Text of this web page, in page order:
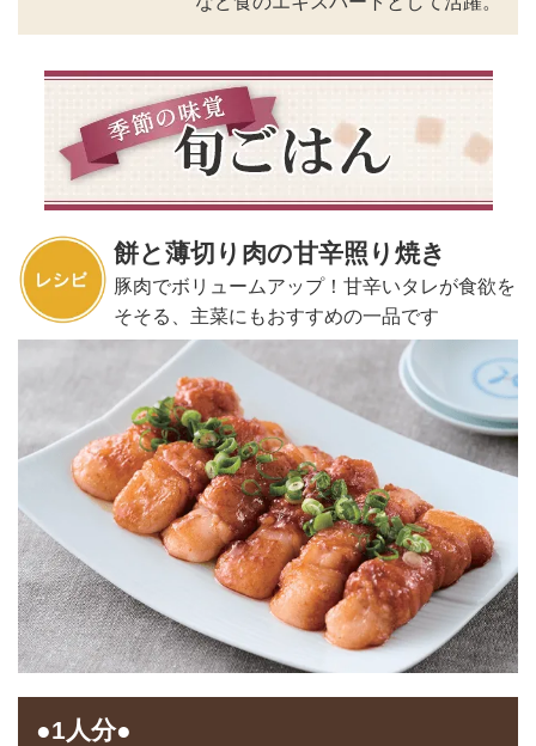
餅と薄切り肉の甘辛照り焼き
豚肉でボリュームアップ！甘辛いタレが食欲を
そそる、主菜にもおすすめの一品です
●1人分●